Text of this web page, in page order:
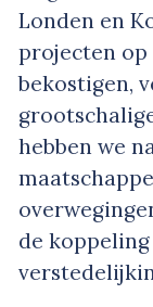
Londen en
projecten
bekostigen,
hebben we
de